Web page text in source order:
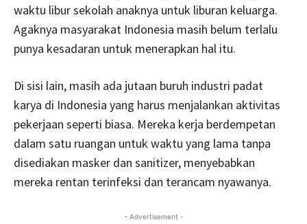
waktu libur sekolah anaknya untuk liburan keluarga.
Agaknya masyarakat Indonesia masih belum terlalu
punya kesadaran untuk menerapkan hal itu.
Di sisi lain, masih ada jutaan buruh industri padat
karya di Indonesia yang harus menjalankan aktivitas
pekerjaan seperti biasa. Mereka kerja berdempetan
dalam satu ruangan untuk waktu yang lama tanpa
disediakan masker dan sanitizer, menyebabkan
mereka rentan terinfeksi dan terancam nyawanya.
- Advertisement -